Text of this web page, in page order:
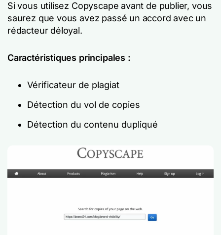
Si vous utilisez Copyscape avant de publier, vous
saurez que vous avez passé un accord avec un
rédacteur déloyal.
Caractéristiques principales :
Vérificateur de plagiat
Détection du vol de copies
Détection du contenu dupliqué